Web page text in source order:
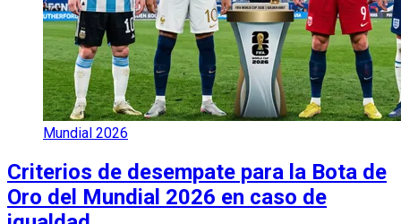
Mundial 2026
Criterios de desempate para la Bota de
Oro del Mundial 2026 en caso de